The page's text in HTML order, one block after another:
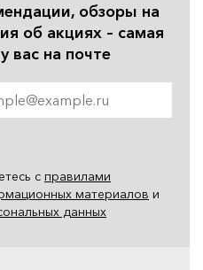
обзоры на
об акциях – самая
вас на почте
с правилами
материалов и
данных